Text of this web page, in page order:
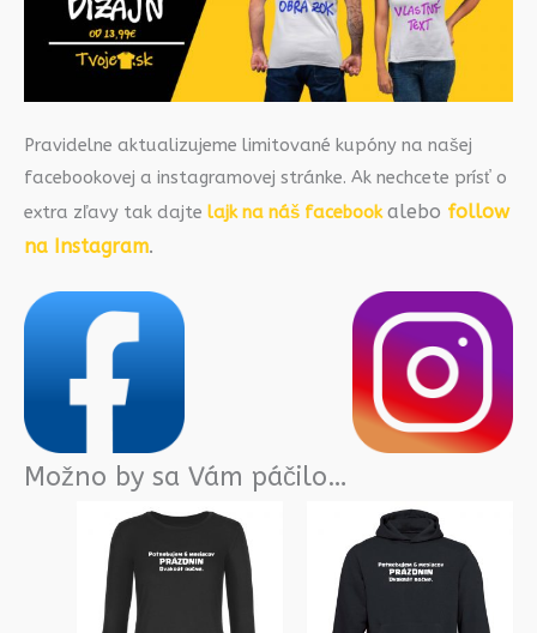
Pravidelne aktualizujeme limitované kupóny na našej
facebookovej a instagramovej stránke. Ak nechcete prísť o
extra zľavy tak dajte lajk na náš facebookalebo follow
na Instagram.
Možno by sa Vám páčilo…